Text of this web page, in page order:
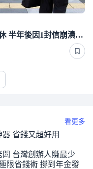
45歲工程師買ETF存到2000萬爽退休 半年後因1封信崩潰重回職場
看更多
省錢又超好用
台灣創辦人賺最少
限省錢術 撐到年金發